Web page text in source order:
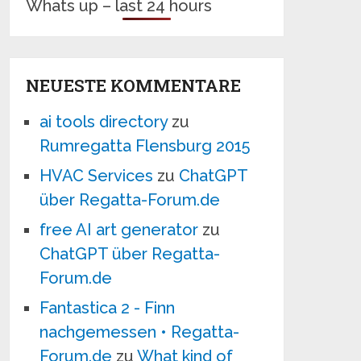
Whats up – last 24 hours
NEUESTE KOMMENTARE
ai tools directoryzu
Rumregatta Flensburg 2015
HVAC Services zu ChatGPT
über Regatta-Forum.de
free AI art generator zu
ChatGPT über Regatta-
Forum.de
Fantastica 2 - Finn
nachgemessen • Regatta-
Forum.de zuWhat kind of